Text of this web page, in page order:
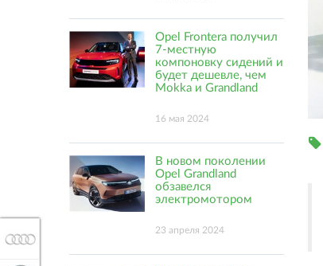
Opel Frontera получил
7-местную
компоновку сидений и
будет дешевле, чем
Mokka и Grandland
16 мая 2024
В новом поколении
Opel Grandland
обзавелся
электромотором
23 апреля 2024